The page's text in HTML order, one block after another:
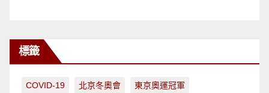
標籤
COVID-19 北京冬奧會 東京奧運冠軍